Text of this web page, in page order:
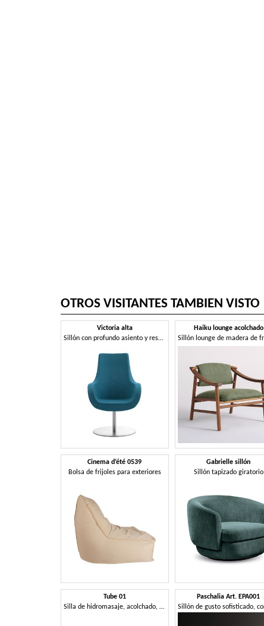
OTROS VISITANTES TAMBIEN VISTO
Victoria alta
Sillón con profundo asiento y respaldo alto
Haiku lounge acolchado
Cinema d’été 0539
Bolsa de frijoles para exteriores
Gabrielle sillón
Sillón tapizado giratorio
Tube 01
Silla de hidromasaje, acolchado, para estancias
Paschalia Art. EPA001